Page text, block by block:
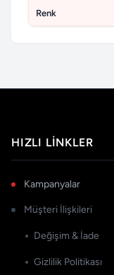
Renk
HIZLI LINKLER
Kampanyalar
Müşteri İlişkileri
Değişim & İade
Gizlilik Politikası